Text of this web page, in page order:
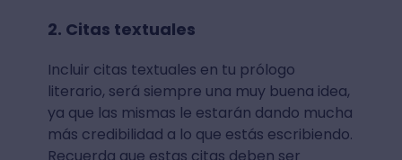
2. Citas textuales
Incluir citas textuales en tu prólogo
literario, será siempre una muy buena idea,
ya que las mismas le estarán dando mucha
más credibilidad a lo que estás escribiendo.
Recuerda que estas citas deben ser